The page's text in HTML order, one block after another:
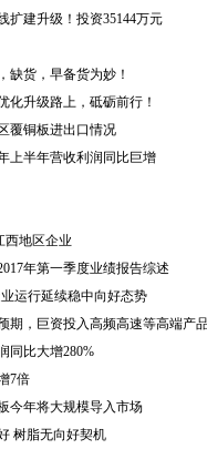
扩建升级！投资35144万元
缺货，早备货为妙！
化升级路上，砥砺前行！
覆铜板进出口情况
上半年营收利润同比巨增
西地区企业
年第一季度业绩报告综述
运行延续稳中向好态势
期，巨资投入高频高速等高端产
同比大增280%
7倍
今年将大规模导入市场
树脂无向好契机